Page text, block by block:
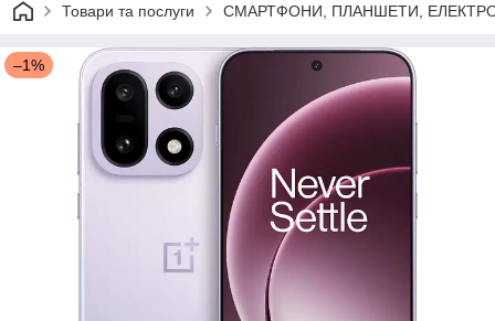
Товари та послуги СМАРТФОНИ, ПЛАНШЕТИ,
–1%